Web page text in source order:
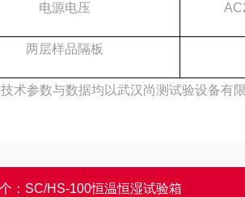
电源电压
两层样品隔板
术参数与数据均以武汉尚测试验设备有
： SC/HS-100恒温恒湿试验箱